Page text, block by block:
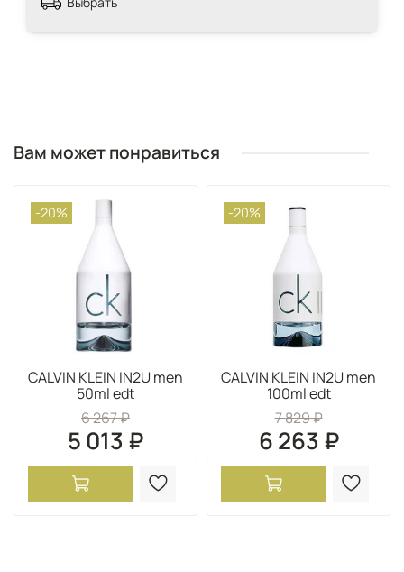
Вам может понравиться
-20%
CALVIN KLEIN IN2U men
50ml edt
6 267 ₽
5 013 ₽
-20%
CALVIN KLEIN IN2U men
100ml edt
7 829 ₽
6 263 ₽